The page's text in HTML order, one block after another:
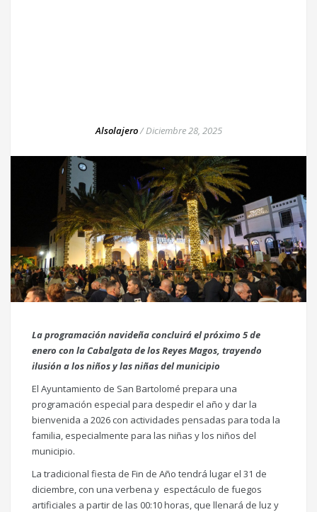
Alsolajero/Diciembre 28, 2025
La programación navideña concluirá el próximo 5 de
enero con la Cabalgata de los Reyes Magos, trayendo
ilusión a los niños y las niñas del municipio
El Ayuntamiento de San Bartolomé prepara una
programación especial para despedir el año y dar la
bienvenida a 2026 con actividades pensadas para toda la
familia, especialmente para las niñas y los niños del
municipio.
La tradicional fiesta de Fin de Año tendrá lugar el 31 de
diciembre, con una verbena y espectáculo de fuegos
artificiales a partir de las 00:10 horas, que llenará de luz y